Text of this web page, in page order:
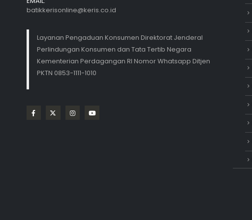
batikkerisonline@keris.co.id
Layanan Pengaduan Konsumen Direktorat Jenderal
Perlindungan Konsumen dan Tata Tertib Negara
Kementerian Perdagangan RI Nomor Whatsapp Ditjen
PKTN 0853-1111-1010